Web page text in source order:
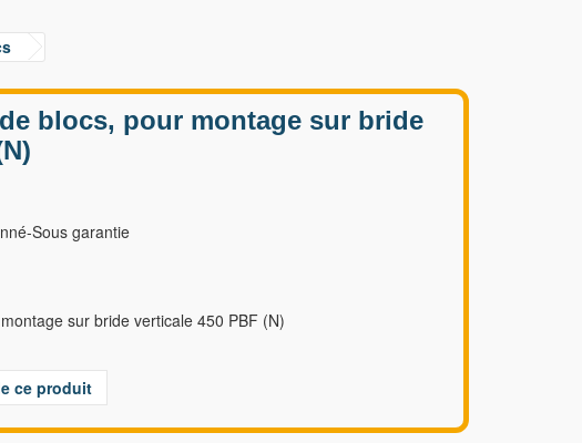
blocs, pour montage sur bride
Sous garantie
sur bride verticale 450 PBF (N)
ce produit